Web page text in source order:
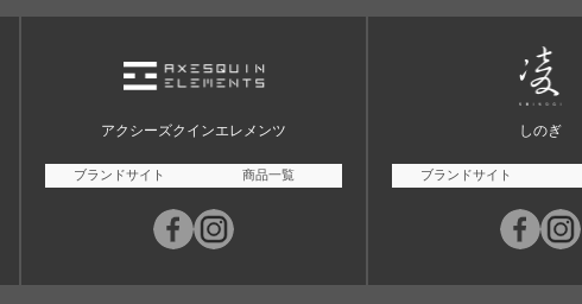
アクシーズクインエレメンツ
ブランドサイト 商品一覧
しのぎ
ブランドサイト